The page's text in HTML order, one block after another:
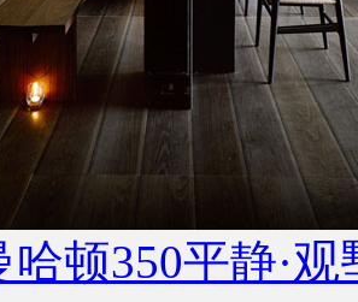
哈顿350平静·